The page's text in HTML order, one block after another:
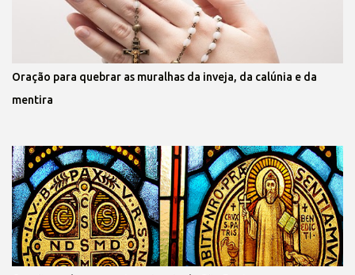
Oração para quebrar as muralhas da inveja, da calúnia e da
mentira